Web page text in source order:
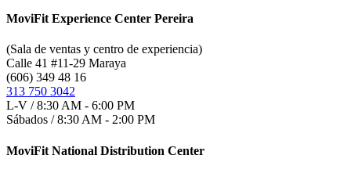
MoviFit Experience Center Pereira
(Sala de ventas y centro de experiencia)
Calle 41 #11-29 Maraya
(606) 349 48 16
313 750 3042
L-V / 8:30 AM - 6:00 PM
Sábados / 8:30 AM - 2:00 PM
MoviFit National Distribution Center